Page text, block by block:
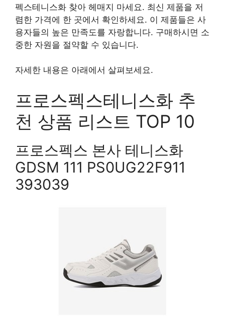
펙스테니스화 찾아 헤매지 마세요. 최신 제품을 저
렴한 가격에 한 곳에서 확인하세요. 이 제품들은 사
용자들의 높은 만족도를 자랑합니다. 구매하시면 소
중한 자원을 절약할 수 있습니다.
자세한 내용은 아래에서 살펴보세요.
프로스펙스테니스화 추
천 상품 리스트 TOP 10
프로스펙스 본사 테니스화
GDSM 111 PS0UG22F911
393039